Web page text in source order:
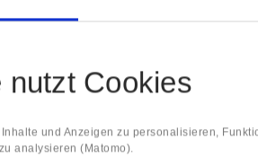
nutzt Cookies
und Anzeigen zu personalisieren,
analysieren (Matomo).